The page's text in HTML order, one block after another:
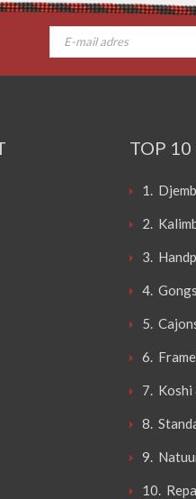
TOP 10
1.
2.
3.
4.
5.
6.
7. Koshi
8.
9.
10.